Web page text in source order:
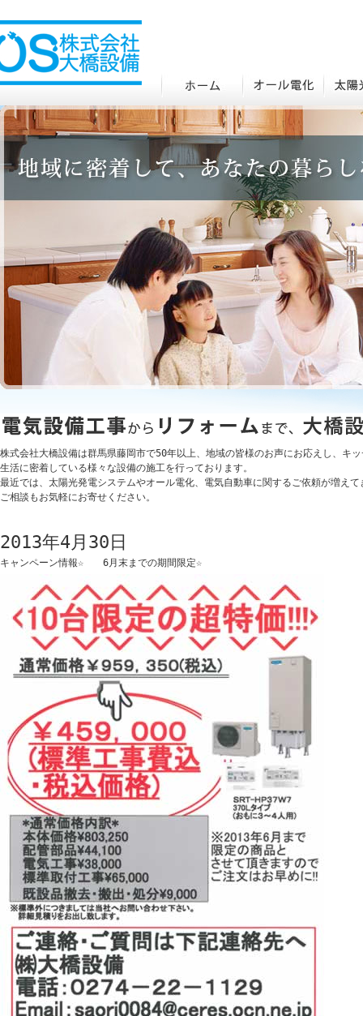
株式会社大橋設備は群馬県藤岡市で50年以上、地域の皆様のお声にお応えし、キ
生活に密着している様々な設備の施工を行っております。
最近では、太陽光発電システムやオール電化、電気自動車に関するご依頼が増えて
ご相談もお気軽にお寄せください。
2013年4月30日
キャンペーン情報☆ 6月末までの期間限定☆